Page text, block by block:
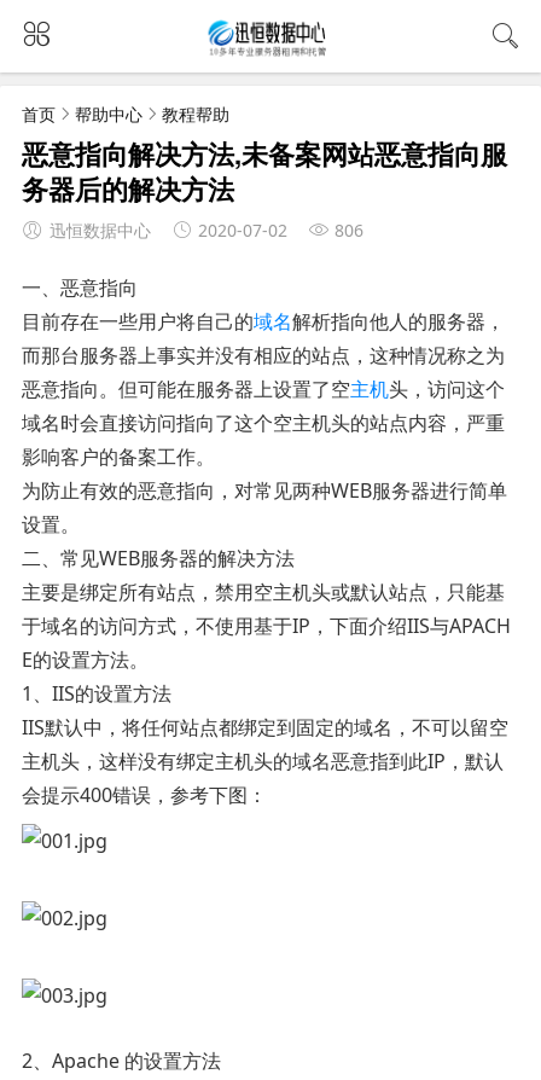
首页 帮助中心 教程帮助
恶意指向解决方法,未备案网站恶意指向服
务器后的解决方法
迅恒数据中心 2020-07-02 806
一、恶意指向
目前存在一些用户将自己的域名解析指向他人的服务器，
而那台服务器上事实并没有相应的站点，这种情况称之为
恶意指向。但可能在服务器上设置了空主机头，访问这个
域名时会直接访问指向了这个空主机头的站点内容，严重
影响客户的备案工作。
为防止有效的恶意指向，对常见两种WEB服务器进行简单
设置。
二、常见WEB服务器的解决方法
主要是绑定所有站点，禁用空主机头或默认站点，只能基
于域名的访问方式，不使用基于IP，下面介绍IIS与APACH
E的设置方法。
1、IIS的设置方法
IIS默认中，将任何站点都绑定到固定的域名，不可以留空
主机头，这样没有绑定主机头的域名恶意指到此IP，默认
会提示400错误，参考下图：
2、Apache 的设置方法